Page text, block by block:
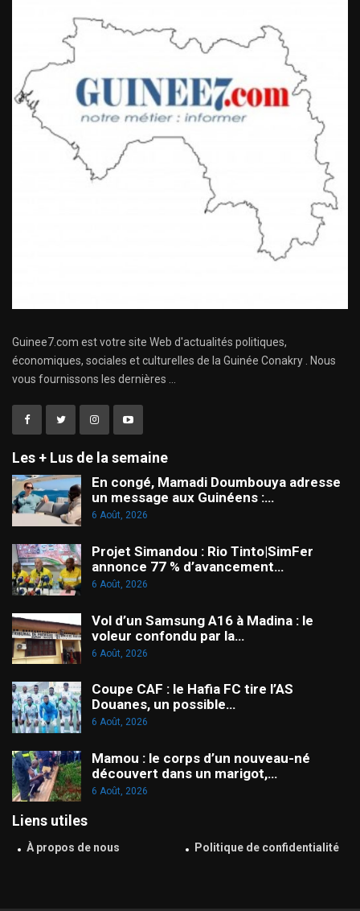
Guinee7.com est votre site Web d'actualités politiques,
économiques, sociales et culturelles de la Guinée Conakry . Nous
vous fournissons les dernières ...
Les + Lus de la semaine
En congé, Mamadi Doumbouya adresse
un message aux Guinéens :…
6 Août, 2026
Projet Simandou : Rio Tinto|SimFer
annonce 77 % d’avancement…
6 Août, 2026
Vol d’un Samsung A16 à Madina : le
voleur confondu par la…
6 Août, 2026
Coupe CAF : le Hafia FC tire l’AS
Douanes, un possible…
6 Août, 2026
Mamou : le corps d’un nouveau-né
découvert dans un marigot,…
6 Août, 2026
Liens utiles
À propos de nous Politique de confidentialité